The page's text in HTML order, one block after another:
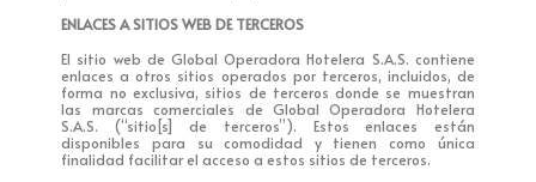
ENLACES A SITIOS WEB DE TERCEROS
El sitio web de Global Operadora Hotelera S.A.S. contiene
enlaces a otros sitios operados por terceros, incluidos, de
forma no exclusiva, sitios de terceros donde se muestran
las marcas comerciales de Global Operadora Hotelera
S.A.S. (“sitio[s] de terceros”). Estos enlaces están
disponibles para su comodidad y tienen como única
finalidad facilitar el acceso a estos sitios de terceros.